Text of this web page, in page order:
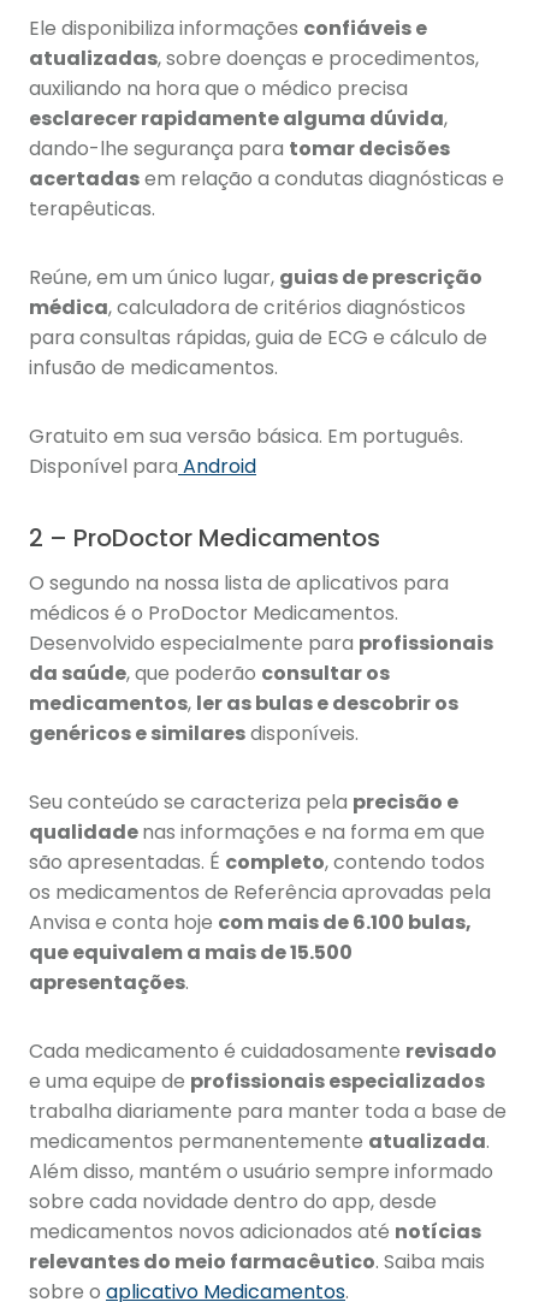
Ele disponibiliza informações confiáveis e
atualizadas, sobre doenças e procedimentos,
auxiliando na hora que o médico precisa
esclarecer rapidamente alguma dúvida,
dando-lhe segurança para tomar decisões
acertadasem relação a condutas diagnósticas e
terapêuticas.
Reúne, em um único lugar, guias de prescrição
médica, calculadora de critérios diagnósticos
para consultas rápidas, guia de ECG e cálculo de
infusão de medicamentos.
Gratuito em sua versão básica. Em português.
Disponível para Android
2 – ProDoctor Medicamentos
O segundo na nossa lista de aplicativos para
médicos é o ProDoctor Medicamentos.
Desenvolvido especialmente para profissionais
da saúde, que poderão consultar os
medicamentos, ler as bulas e descobrir os
genéricos e similaresdisponíveis.
Seu conteúdo se caracteriza pela precisão e
qualidadenas informações e na forma em que
são apresentadas. É completo, contendo todos
os medicamentos de Referência aprovadas pela
Anvisa e conta hoje commais de 6.100 bulas,
que equivalem a mais de 15.500
apresentações.
Cada medicamento é cuidadosamente revisado
e uma equipe de profissionais especializados
trabalha diariamente para manter toda a base de
medicamentos permanentemente atualizada.
Além disso, mantém o usuário sempre informado
sobre cada novidade dentro do app, desde
medicamentos novos adicionados até notícias
relevantes do meio farmacêutico. Saiba mais
sobre o aplicativo Medicamentos.